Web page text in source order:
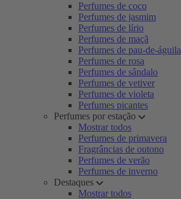
Perfumes de coco
Perfumes de jasmim
Perfumes de lírio
Perfumes de maçã
Perfumes de pau-de-águila
Perfumes de rosa
Perfumes de sândalo
Perfumes de vetiver
Perfumes de violeta
Perfumes picantes
Perfumes por estação
Mostrar todos
Perfumes de primavera
Fragrâncias de outono
Perfumes de verão
Perfumes de inverno
Destaques
Mostrar todos